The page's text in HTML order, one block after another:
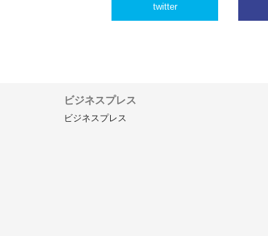
twitter
ビジネスプレス
ビジネスプレス